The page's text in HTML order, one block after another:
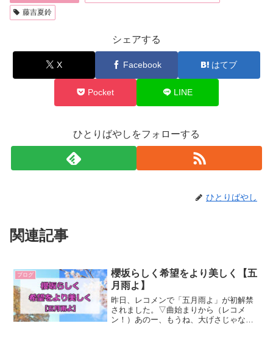
藤吉夏鈴
シェアする
X Facebook はてブ
Pocket LINE
ひとりばやしをフォローする
ひとりばやし
関連記事
ブログ
櫻坂らしく希望をより美しく【五
月雨よ】
昨日、レコメンで「五月雨よ」が初解禁
されました。▽曲始まりから（レコメ
ン！）あのー、もうね、大げさじゃなく